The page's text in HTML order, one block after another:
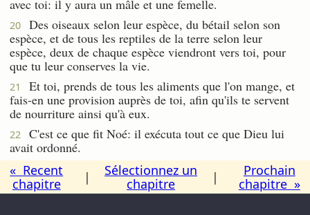
avec toi: il y aura un mâle et une femelle.
20
Des oiseaux selon leur espèce, du bétail selon son
espèce, et de tous les reptiles de la terre selon leur
espèce, deux de chaque espèce viendront vers toi, pour
que tu leur conserves la vie.
21
Et toi, prends de tous les aliments que l'on mange, et
fais-en une provision auprès de toi, afin qu'ils te servent
de nourriture ainsi qu'à eux.
22
C'est ce que fit Noé: il exécuta tout ce que Dieu lui
avait ordonné.
« Recent
chapitre
|
Sélectionnez un
chapitre
|
Prochain
chapitre »